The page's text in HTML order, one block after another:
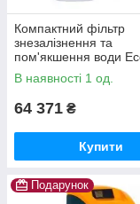
Компактний фільтр
знезалізнення та
пом'якшення води
Titanium Gold 250
В наявності 1 од.
64 371 ₴
Купити
Подарунок